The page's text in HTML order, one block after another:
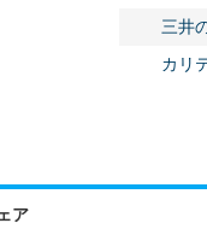
三井
カリ
ア